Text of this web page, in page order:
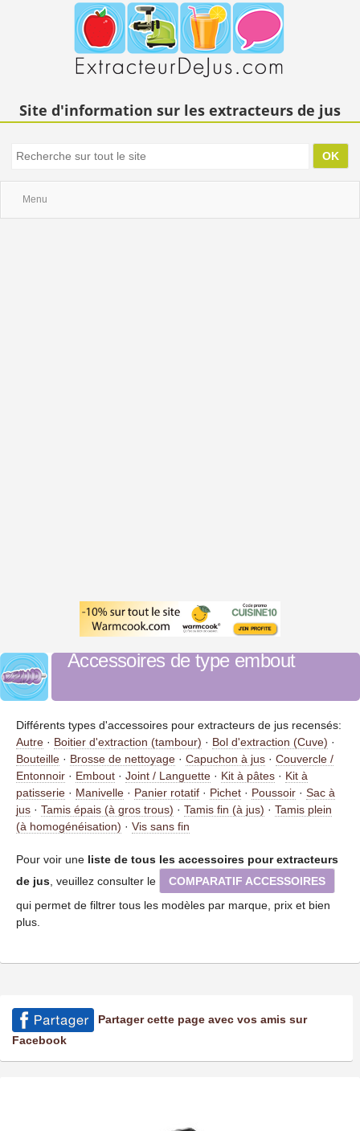
Site d'information sur les extracteurs de jus
Menu
Accessoires de type embout
Différents types d'accessoires pour extracteurs de jus recensés:
Autre · Boitier d'extraction (tambour) · Bol d'extraction (Cuve) ·
Bouteille · Brosse de nettoyage · Capuchon à jus · Couvercle /
Entonnoir · Embout · Joint / Languette · Kit à pâtes · Kit à
patisserie · Manivelle · Panier rotatif · Pichet · Poussoir · Sac à
jus · Tamis épais (à gros trous) · Tamis fin (à jus) · Tamis plein
(à homogénéisation) · Vis sans fin
Pour voir une liste de tous les accessoires pour extracteurs
de jus , veuillez consulter le
COMPARATIF ACCESSOIRES
qui permet de filtrer tous les modèles par marque, prix et bien
plus.
Partager cette page avec vos amis sur
Facebook